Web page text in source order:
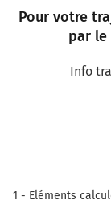
Pour votre
par le
Info
1 - Eléments